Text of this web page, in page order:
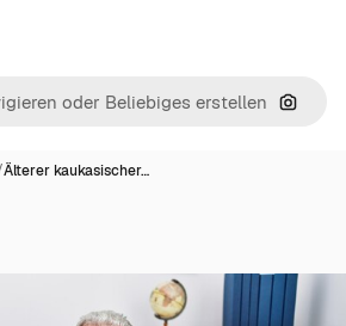
Nach
Älterer kaukasischer…